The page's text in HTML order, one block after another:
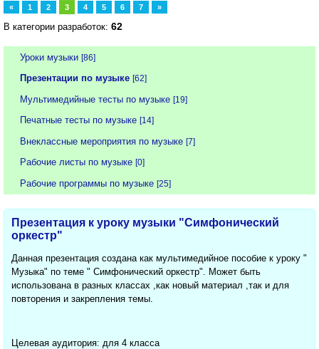
« 1 2 3 4 5 6 7 »
В категории разработок: 62
Уроки музыки [86]
Презентации по музыке [62]
Мультимедийные тесты по музыке [19]
Печатные тесты по музыке [14]
Внеклассные мероприятия по музыке [7]
Рабочие листы по музыке [0]
Рабочие программы по музыке [25]
Презентация к уроку музыки "Симфонический
оркестр"
Данная презентация создана как мультимедийное пособие к уроку "
Музыка" по теме " Симфонический оркестр". Может быть
использована в разных классах ,как новый материал ,так и для
повторения и закрепления темы.
Целевая аудитория: для 4 класса